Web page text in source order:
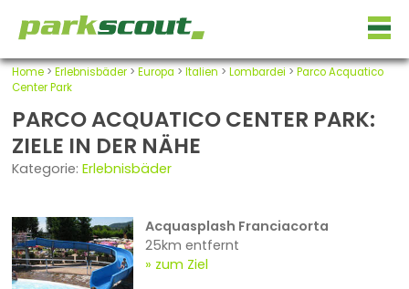
Home> Erlebnisbäder> Europa > Italien > Lombardei > Parco Acquatico
Center Park
PARCO ACQUATICO CENTER PARK:
ZIELE IN DER NÄHE
Kategorie: Erlebnisbäder
Acquasplash Franciacorta
25km entfernt
zum Ziel